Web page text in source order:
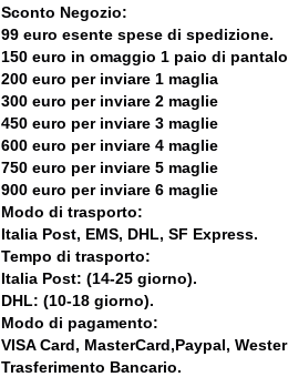
Sconto Negozio:
99 euro esente spese di spedizione.
150 euro in omaggio 1 paio di
200 euro per inviare 1 maglia
300 euro per inviare 2 maglie
450 euro per inviare 3 maglie
600 euro per inviare 4 maglie
750 euro per inviare 5 maglie
900 euro per inviare 6 maglie
Modo di trasporto:
Italia Post, EMS, DHL, SF Express.
Tempo di trasporto:
Italia Post: (14-25 giorno).
DHL: (10-18 giorno).
Modo di pagamento:
VISA Card, MasterCard,Paypal,
Trasferimento Bancario.